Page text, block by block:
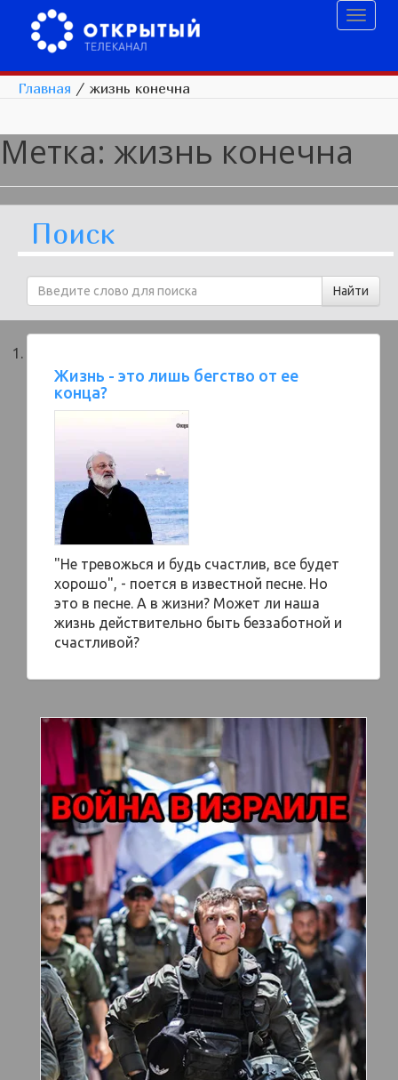
Главная / жизнь конечна
Метка: жизнь конечна
Поиск
Жизнь - это лишь бегство от ее
конца?
"Не тревожься и будь счастлив, все будет
хорошо", - поется в известной песне. Но
это в песне. А в жизни? Может ли наша
жизнь действительно быть беззаботной и
счастливой?